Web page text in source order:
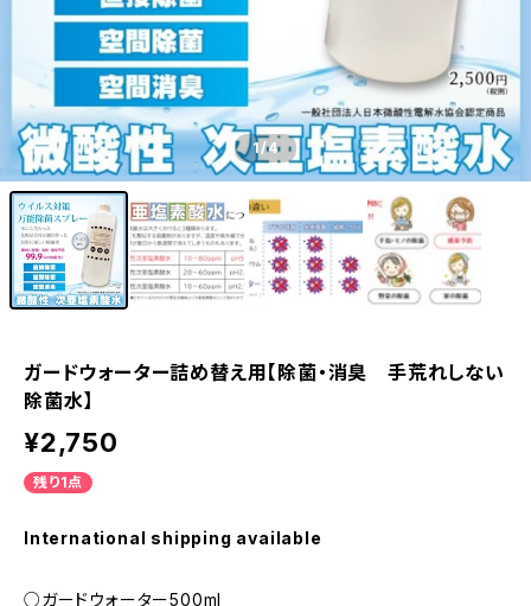
1/4
ガードウォーター詰め替え用【除菌・消臭 手荒れしない
除菌水】
¥2,750
残り1点
International shipping available
○ガードウォーター500ml